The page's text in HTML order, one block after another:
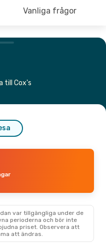
Vanliga frågor
till Cox's
var tillgängliga under de
perioderna och bör inte
priset. Observera att
att ändras.